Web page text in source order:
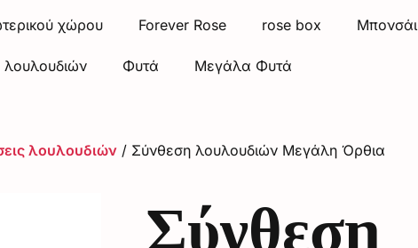
χώρου Forever Rose rose box Μπονσάι
λουλουδιών Φυτά Μεγάλα Φυτά
λουλουδιών / Σύνθεση λουλουδιών Μεγάλη Όρθια
Σύνθεση